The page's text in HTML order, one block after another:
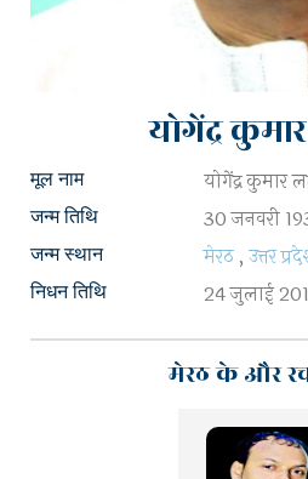
योगेंद्र
मूल नाम योगेंद्र कुमार
जन्म तिथि 30 जनवरी
जन्म स्थान मेरठ , उत्तर
निधन तिथि 24 जुलाई
मेरठ के और